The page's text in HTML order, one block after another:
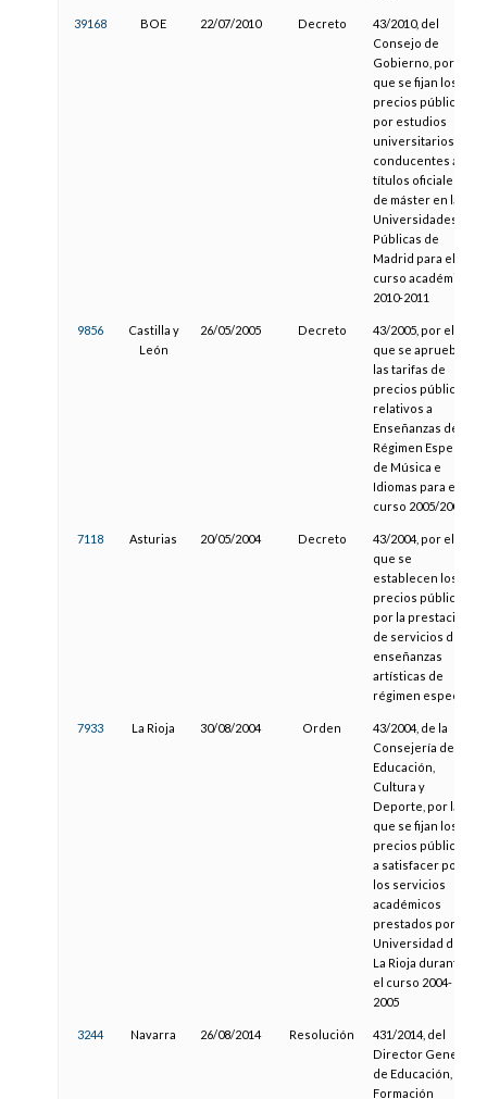
39168 BOE 22/07/2010 Decreto
43/2010, del
Consejo de
Gobierno, por el
que se fijan los
precios públicos
por estudios
universitarios
conducentes a
títulos oficiales
de máster en las
Universidades
Públicas de
Madrid para el
curso académico
2010-2011
9856
Castilla y
León
26/05/2005 Decreto
43/2005, por el
que se aprueban
las tarifas de
precios públicos
relativos a
Enseñanzas de
Régimen Especial
de Música e
Idiomas para el
curso 2005/2006
7118 Asturias 20/05/2004 Decreto
43/2004, por el
que se
establecen los
precios públicos
por la prestación
de servicios de
enseñanzas
artísticas de
régimen especial
7933 La Rioja 30/08/2004 Orden
43/2004, de la
Consejería de
Educación,
Cultura y
Deporte, por la
que se fijan los
precios públicos
a satisfacer por
los servicios
académicos
prestados por la
Universidad de
La Rioja durante
el curso 2004-
2005
3244 Navarra 26/08/2014 Resolución
431/2014, del
Director General
de Educación,
Formación